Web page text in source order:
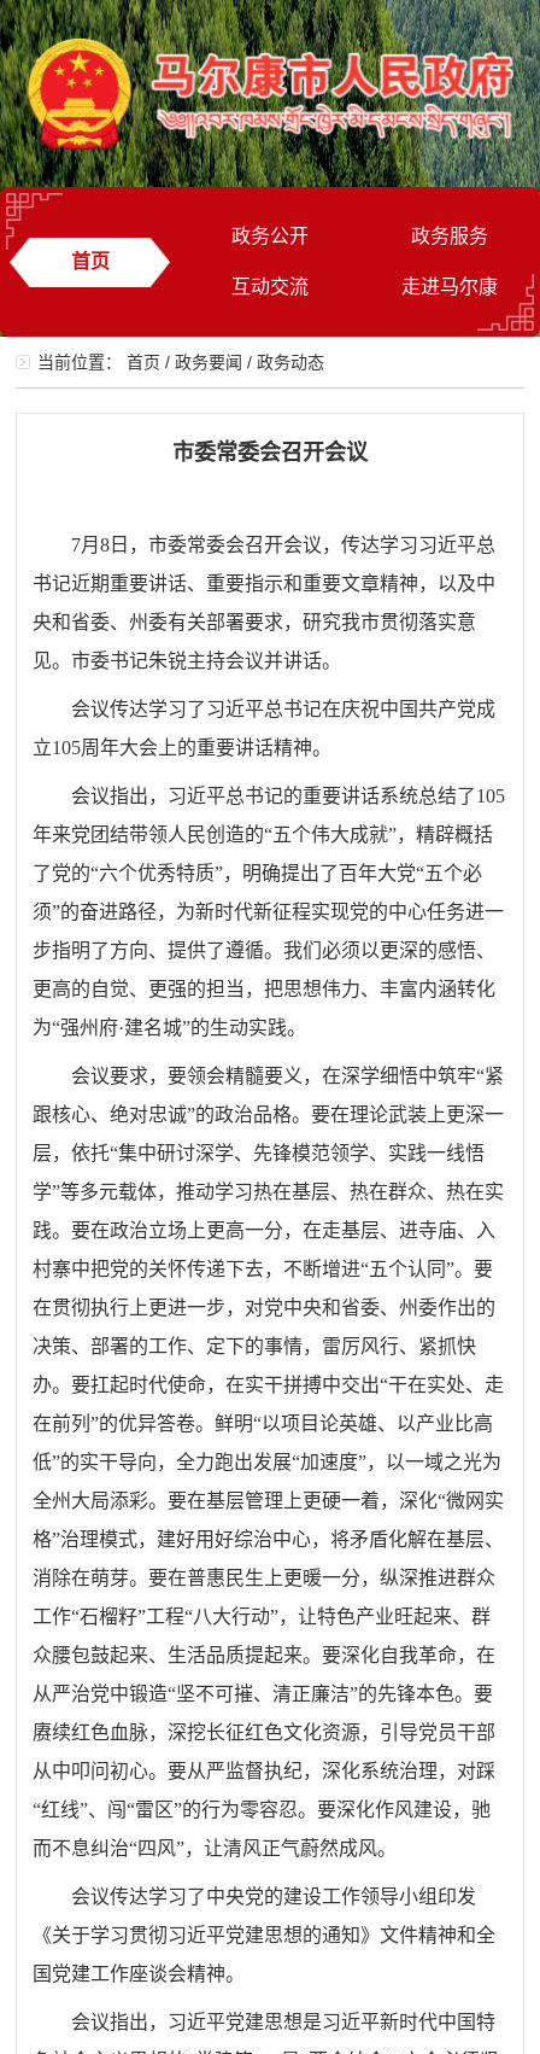
首页
政务公开 政务服务
互动交流 走进马尔康
当前位置：首页 /政务要闻 /政务动态
市委常委会召开会议
7月8日，市委常委会召开会议，传达学习习近平总
书记近期重要讲话、重要指示和重要文章精神，以及中
央和省委、州委有关部署要求，研究我市贯彻落实意
见。市委书记朱锐主持会议并讲话。
会议传达学习了习近平总书记在庆祝中国共产党成
立105周年大会上的重要讲话精神。
会议指出，习近平总书记的重要讲话系统总结了105
年来党团结带领人民创造的“五个伟大成就”，精辟概括
了党的“六个优秀特质”，明确提出了百年大党“五个必
须”的奋进路径，为新时代新征程实现党的中心任务进一
步指明了方向、提供了遵循。我们必须以更深的感悟、
更高的自觉、更强的担当，把思想伟力、丰富内涵转化
为“强州府·建名城”的生动实践。
会议要求，要领会精髓要义，在深学细悟中筑牢“紧
跟核心、绝对忠诚”的政治品格。要在理论武装上更深一
层，依托“集中研讨深学、先锋模范领学、实践一线悟
学”等多元载体，推动学习热在基层、热在群众、热在实
践。要在政治立场上更高一分，在走基层、进寺庙、入
村寨中把党的关怀传递下去，不断增进“五个认同”。要
在贯彻执行上更进一步，对党中央和省委、州委作出的
决策、部署的工作、定下的事情，雷厉风行、紧抓快
办。要扛起时代使命，在实干拼搏中交出“干在实处、走
在前列”的优异答卷。鲜明“以项目论英雄、以产业比高
低”的实干导向，全力跑出发展“加速度”，以一域之光为
全州大局添彩。要在基层管理上更硬一着，深化“微网实
格”治理模式，建好用好综治中心，将矛盾化解在基层、
消除在萌芽。要在普惠民生上更暖一分，纵深推进群众
工作“石榴籽”工程“八大行动”，让特色产业旺起来、群
众腰包鼓起来、生活品质提起来。要深化自我革命，在
从严治党中锻造“坚不可摧、清正廉洁”的先锋本色。要
赓续红色血脉，深挖长征红色文化资源，引导党员干部
从中叩问初心。要从严监督执纪，深化系统治理，对踩
“红线”、闯“雷区”的行为零容忍。要深化作风建设，驰
而不息纠治“四风”，让清风正气蔚然成风。
会议传达学习了中央党的建设工作领导小组印发
《关于学习贯彻习近平党建思想的通知》文件精神和全
国党建工作座谈会精神。
会议指出，习近平党建思想是习近平新时代中国特